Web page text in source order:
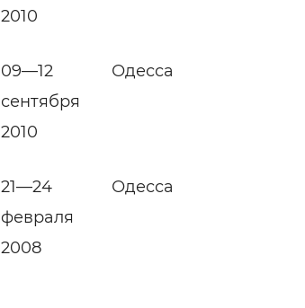
2010
09—12
сентября
2010
Одесса
21—24
февраля
2008
Одесса